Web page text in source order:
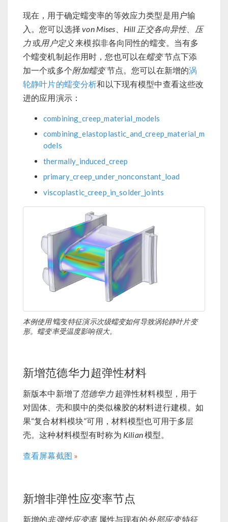
现在，用于确定蠕变率的等效应力类型是用户输
入。您可以选择von Mises Hill 正交各向异性、
压
力或用户定义来模拟非各向同性的蠕变。当有多
个蠕变机制起作用时，您也可以在蠕变节点下添
加一个或多个附加蠕变节点。您可以在新增的涡
轮静叶片的蠕变分析和以下现有模型中查看这些改
进的应用演示：
combining_creep_material_models
combining_elastoplastic_and_creep_material_m
odels
thermally_induced_creep
primary_creep_under_nonconstant_load
viscoplastic_creep_in_solder_joints
本例使用蠕变特征演示次级蠕变如何导致涡轮静叶片变
形。蠕变率受温度影响很大。
新增范德华力超弹性材料
新版本中新增了 范德华力超弹性材料模型，用于
对固体、壳和膜中的类似橡胶的材料进行建模。如
果“复合材料模块”可用，材料模型也可用于多层
壳。这种材料模型有时称为 Kilian模型。
查看屏幕截图
新增非弹性应变率节点
新增的非弹性应变率属性与现有的外部应变特征